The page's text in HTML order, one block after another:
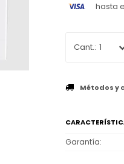
hasta
1
Métodos y
Garantía